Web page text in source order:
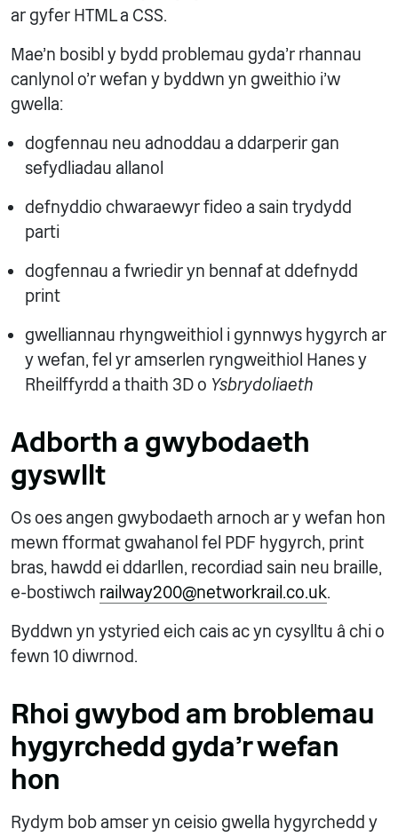
ar gyfer HTML a CSS.
Mae’n bosibl y bydd problemau gyda’r rhannau
canlynol o’r wefan y byddwn yn gweithio i’w
gwella:
dogfennau neu adnoddau a ddarperir gan
sefydliadau allanol
defnyddio chwaraewyr fideo a sain trydydd
parti
dogfennau a fwriedir yn bennaf at ddefnydd
print
gwelliannau rhyngweithiol i gynnwys hygyrch ar
y wefan, fel yr amserlen ryngweithiol Hanes y
Rheilffyrdd a thaith 3D o Ysbrydoliaeth
Adborth a gwybodaeth
gyswllt
Os oes angen gwybodaeth arnoch ar y wefan hon
mewn fformat gwahanol fel PDF hygyrch, print
bras, hawdd ei ddarllen, recordiad sain neu braille,
e-bostiwch railway200@networkrail.co.uk.
Byddwn yn ystyried eich cais ac yn cysylltu â chi o
fewn 10 diwrnod.
Rhoi gwybod am broblemau
hygyrchedd gyda'r wefan
hon
Rydym bob amser yn ceisio gwella hygyrchedd y